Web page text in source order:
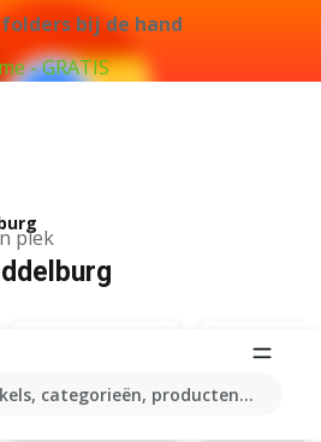
bij de hand
- GRATIS
plek
categorieën, producten...
Hema